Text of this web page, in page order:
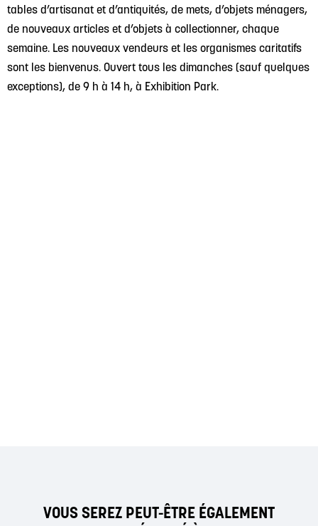
tables d’artisanat et d’antiquités, de mets, d’objets ménagers,
de nouveaux articles et d’objets à collectionner, chaque
semaine. Les nouveaux vendeurs et les organismes caritatifs
sont les bienvenus. Ouvert tous les dimanches (sauf quelques
exceptions), de 9 h à 14 h, à Exhibition Park.
VOUS SEREZ PEUT-ÊTRE ÉGALEMENT